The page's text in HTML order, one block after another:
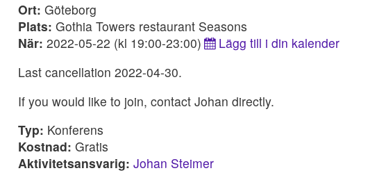
Ort: Göteborg
Plats: Gothia Towers restaurant Seasons
När: 2022-05-22 (kl 19:00-23:00)
Lägg till i din kalender
Last cancellation 2022-04-30.
If you would like to join, contact Johan directly.
Typ: Konferens
Kostnad: Gratis
Aktivitetsansvarig: Johan Steimer